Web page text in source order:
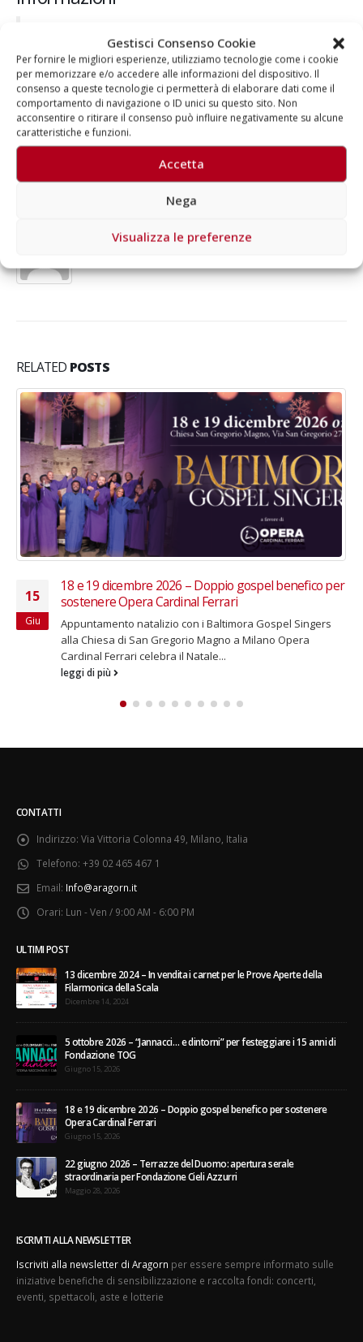
Gestisci Consenso Cookie
Per fornire le migliori esperienze, utilizziamo tecnologie come i cookie
per memorizzare e/o accedere alle informazioni del dispositivo. Il
consenso a queste tecnologie ci permetterà di elaborare dati come il
comportamento di navigazione o ID unici su questo sito. Non
acconsentire o ritirare il consenso può influire negativamente su alcune
caratteristiche e funzioni.
Accetta
Nega
Visualizza le preferenze
465467467 | lunedì-venerdì | orari 10.00-13.00 / 14.00-17.00
Gospel presso la Chiesa di San Fedele:www.eventbrite.it
Gospel presso l’Abbazia di Mirasole:www.eventbrite.it
Fondazione Progetto Arca: clicca qui
Aragorn
RELATED POSTS
03
Ago
Avevo perso tutto. Ora ho un progetto.
Fondazione Progetto Arca lancia la nuova campagna
istituzionale curata da Aragorn “Avevo perso tutto. Ora ho
un progetto”. È questo il...
leggi di più
Lun - Ven / 9:00 AM - 6:00 PM
Filarmonica della Scala
Dicembre 14, 2024
Fondazione TOG
Giugno 15, 2026
Opera Cardinal Ferrari
Giugno 15, 2026
straordinaria per Fondazione Cieli Azzurri
Maggio 28, 2026
iniziative benefiche di sensibilizzazione e raccolta fondi: concerti,
eventi, spettacoli, aste e lotterie